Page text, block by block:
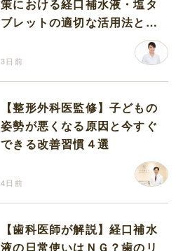
策における経口補水液・塩タ
ブレットの適切な活用法と水
3日前
【整形外科医監修】子どもの
姿勢が悪くなる原因と今すぐ
できる改善習慣４選
4日前
【歯科医師が解説】経口補水
液の日常使いはＮＧ？歯のリ